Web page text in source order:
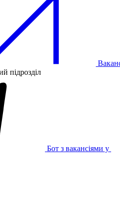
підрозділ
Бот з вакансіями у